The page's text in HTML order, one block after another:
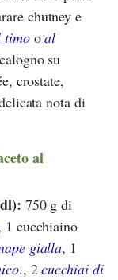
chutney e
timooal
su
crostate,
nota di
al
750 g di
1 cucchiaino
gialla, 1
., 2cucchiai di